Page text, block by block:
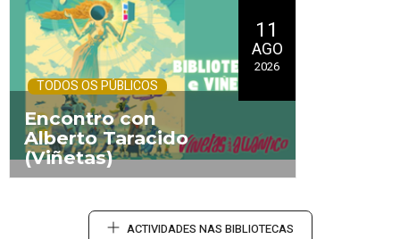
11
AGO
2026
TODOS OS PÚBLICOS
Encontro con
Alberto Taracido
(Viñetas)
ACTIVIDADES NAS BIBLIOTECAS